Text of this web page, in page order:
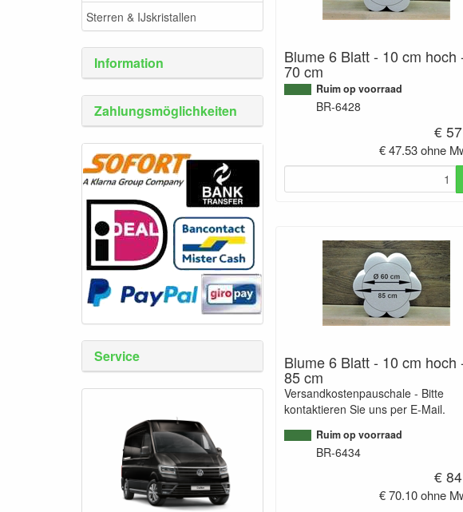
Sterren & IJskristallen
Information
Zahlungsmöglichkeiten
Service
Blume 6 Blatt - 10 cm
70 cm
Ruim op voorraad
BR-6428
€
€ 47.53 ohne
Blume 6 Blatt - 10 cm
85 cm
Versandkostenpauschale - Bitte
kontaktieren Sie uns per E-Mail.
Ruim op voorraad
BR-6434
€
€ 70.10 ohne